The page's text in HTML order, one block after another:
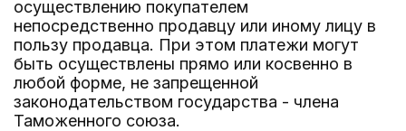
осуществлению покупателем
непосредственно продавцу или иному лицу в
пользу продавца. При этом платежи могут
быть осуществлены прямо или косвенно в
любой форме, не запрещенной
законодательством государства - члена
Таможенного союза.